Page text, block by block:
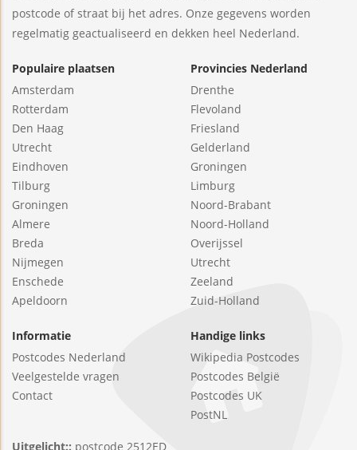
postcode of straat bij het adres. Onze gegevens worden
regelmatig geactualiseerd en dekken heel Nederland.
Populaire plaatsen
Amsterdam
Rotterdam
Den Haag
Utrecht
Eindhoven
Tilburg
Groningen
Almere
Breda
Nijmegen
Enschede
Apeldoorn
Provincies Nederland
Drenthe
Flevoland
Friesland
Gelderland
Groningen
Limburg
Noord-Brabant
Noord-Holland
Overijssel
Utrecht
Zeeland
Zuid-Holland
Informatie
Postcodes Nederland
Veelgestelde vragen
Contact
Handige links
Wikipedia Postcodes
Postcodes België
Postcodes UK
PostNL
Uitgelicht:: postcode 2512ED